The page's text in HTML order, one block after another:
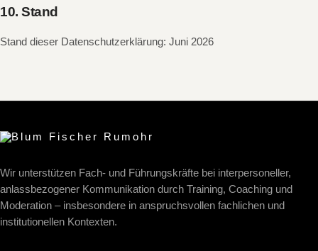
10. Stand
Stand dieser Datenschutzerklärung: Juni 2026
Wir unterstützen Fach- und Führungskräfte bei interpersoneller,
anlassbezogener Kommunikation durch Training, Coaching und
Moderation – insbesondere in anspruchsvollen fachlichen und
institutionellen Kontexten.